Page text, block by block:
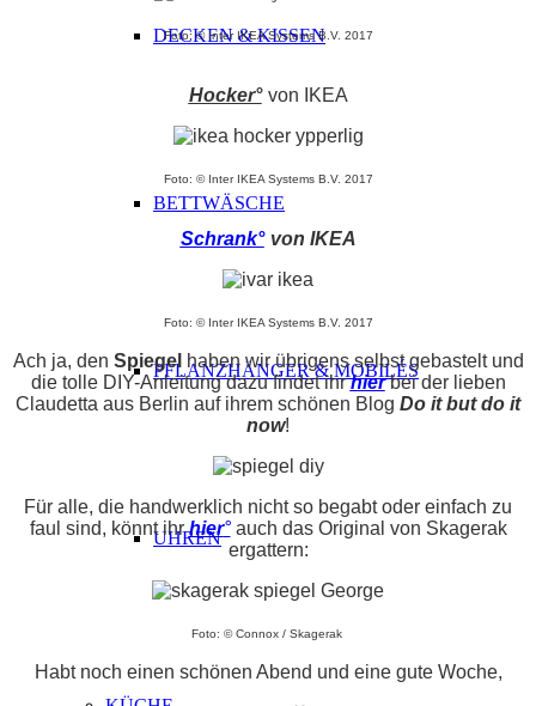
DECKEN & KISSEN
BETTWÄSCHE
PFLANZHÄNGER & MOBILÉS
UHREN
Foto: © Inter IKEA Systems B.V. 2017
Hocker° von IKEA
Foto: © Inter IKEA Systems B.V. 2017
Schrank° von IKEA
Foto: © Inter IKEA Systems B.V. 2017
Ach ja, den Spiegel haben wir übrigens selbst gebastelt und
die tolle DIY-Anleitung dazu findet ihrhierbei der lieben
Claudetta aus Berlin auf ihrem schönen Blog Do it but do it
now!
Für alle, die handwerklich nicht so begabt oder einfach zu
faul sind, könnt ihrhier°auch das Original von Skagerak
ergattern:
Foto: © Connox / Skagerak
Habt noch einen schönen Abend und eine gute Woche,